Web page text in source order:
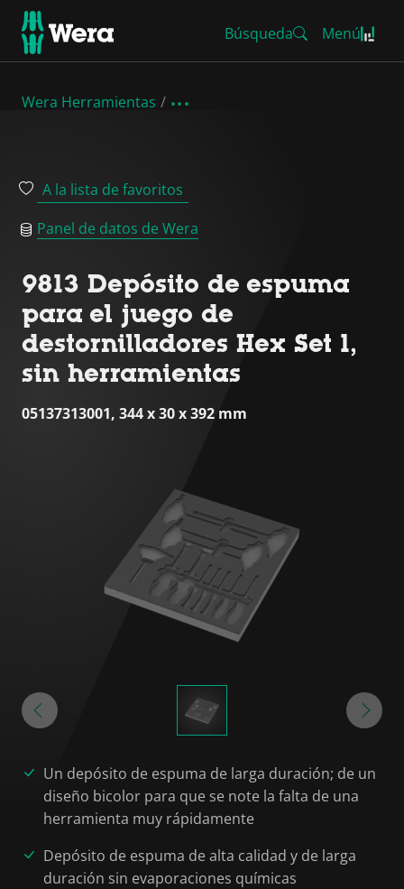
Búsqueda Menú
Wera Herramientas
A la lista de favoritos
Panel de datos de Wera
9813 Depósito de espuma
para el juego de
destornilladores Hex Set 1,
sin herramientas
05137313001, 344 x 30 x 392 mm
Un depósito de espuma de larga duración; de un
diseño bicolor para que se note la falta de una
herramienta muy rápidamente
Depósito de espuma de alta calidad y de larga
duración sin evaporaciones químicas